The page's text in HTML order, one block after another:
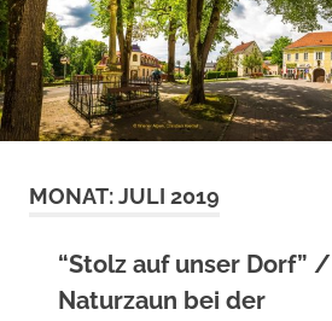
MONAT:JULI 2019
“Stolz auf unser Dorf” /
Naturzaun bei der